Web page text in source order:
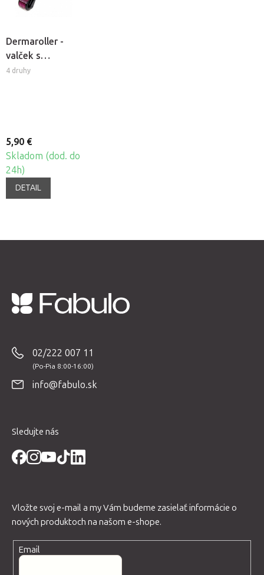
Dermaroller -
valček s
mikroihlami
4 druhy
5,90 €
Skladom (dod. do
24h)
DETAIL
02/222 007 11
info@fabulo.sk
Sledujte nás
Vložte svoj e-mail a my Vám budeme zasielať informácie o
nových produktoch na našom e-shope.
Email